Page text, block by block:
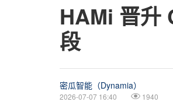
HAMi 晋升
段
密瓜智能（Dynamia）
2026-07-07 16:40 1940